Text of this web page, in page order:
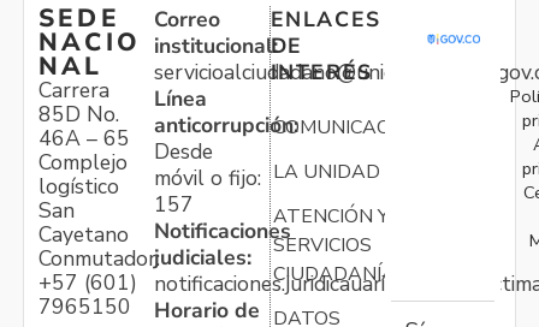
SEDE
NACIO
NAL
Carrera
85D No.
46A – 65
Complejo
logístico
San
Cayetano
Conmutador:
+57 (601)
7965150
Correo
institucional:
Línea
anticorrupción:
Desde
móvil o fijo:
157
Notificaciones
judiciales:
Horario de
ENLACES
DE
INTERÉS
COMUNICACIONES
LA UNIDAD
ATENCIÓN Y
SERVICIOS
CIUDADANÍA
DATOS